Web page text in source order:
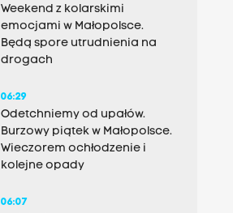
Weekend z kolarskimi
emocjami w Małopolsce.
Będą spore utrudnienia na
drogach
06:29
Odetchniemy od upałów.
Burzowy piątek w Małopolsce.
Wieczorem ochłodzenie i
kolejne opady
06:07